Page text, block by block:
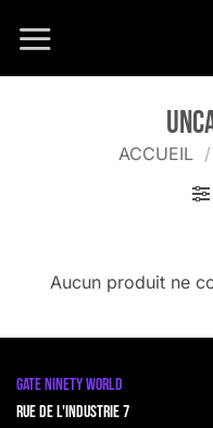
ACCUEIL /
Aucun produit ne
GATE NINETY WORLD
Rue de l'Industrie 7